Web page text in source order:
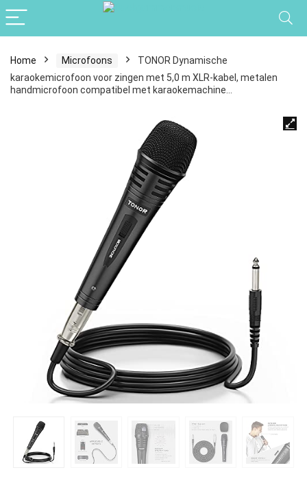
Home Microfoons
TONOR Dynamische
karaokemicrofoon voor zingen met 5,0 m XLR-kabel, metalen
handmicrofoon compatibel met karaokemachine…